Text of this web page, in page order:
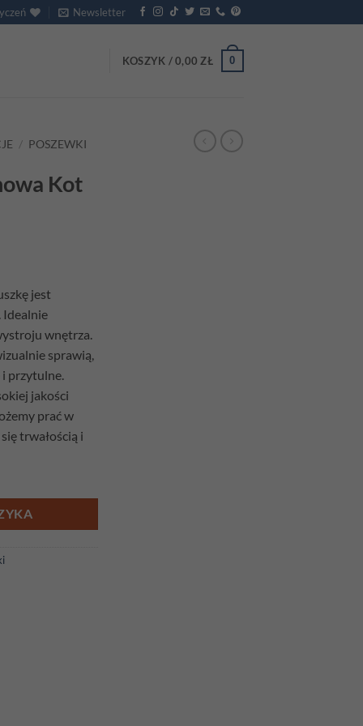
Newsletter
KOSZYK /0,00 ZŁ 0
/ POSZEWKI
Kot
jest
Idealnie
wnętrza.
sprawią,
przytulne.
jakości
prać w
trwałością i